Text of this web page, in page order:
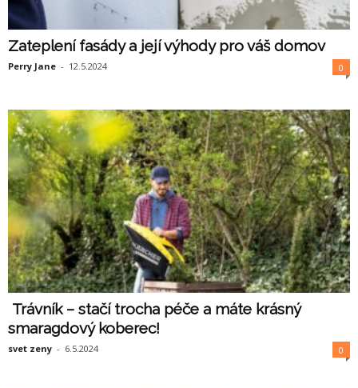
Zateplení fasády a její výhody pro váš domov
Perry Jane - 12.5.2024 0
Trávník – stačí trocha péče a máte krásný
smaragdový koberec!
svet zeny - 6.5.2024 0